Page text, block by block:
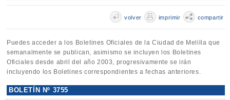
volver imprimir compartir
Puedes acceder a los Boletines Oficiales de la Ciudad de Melilla que
semanalmente se publican, asimismo se incluyen los Boletines
Oficiales desde abril del año 2003, progresivamente se irán
incluyendo los Boletines correspondientes a fechas anteriores.
BOLETÍN Nº 3755